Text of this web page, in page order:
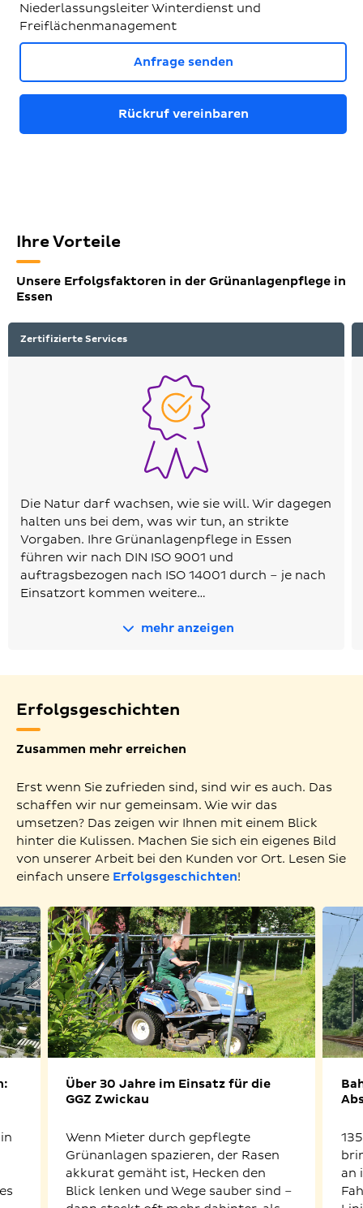
Niederlassungsleiter Winterdienst und
Freiflächenmanagement
Anfrage senden
Rückruf vereinbaren
Ihre Vorteile
Unsere Erfolgsfaktoren in der Grünanlagenpflege in
Essen
Zertifizierte Services
Die Natur darf wachsen, wie sie will. Wir dagegen
halten uns bei dem, was wir tun, an strikte
Vorgaben. Ihre Grünanlagenpflege in Essen
führen wir nach DIN ISO 9001 und
auftragsbezogen nach ISO 14001 durch – je nach
Einsatzort kommen weitere…
mehr anzeigen
Erfolgsgeschichten
Zusammen mehr erreichen
Erst wenn Sie zufrieden sind, sind wir es auch. Das
schaffen wir nur gemeinsam. Wie wir das
umsetzen? Das zeigen wir Ihnen mit einem Blick
hinter die Kulissen. Machen Sie sich ein eigenes Bild
von unserer Arbeit bei den Kunden vor Ort. Lesen Sie
einfach unsere Erfolgsgeschichten!
Über 30 Jahre im Einsatz für die
GGZ Zwickau
Wenn Mieter durch gepflegte
Grünanlagen spazieren, der Rasen
akkurat gemäht ist, Hecken den
Blick lenken und Wege sauber sind –
an